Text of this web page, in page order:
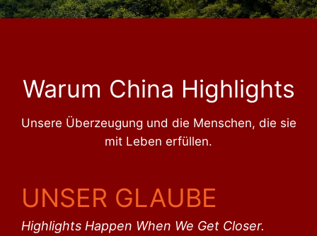
Warum China Highlights
Unsere Überzeugung und die Menschen, die sie
mit Leben erfüllen.
UNSER GLAUBE
Highlights Happen When We Get Closer.